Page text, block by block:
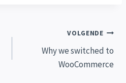
VOLGENDE
Why we switched to
WooCommerce